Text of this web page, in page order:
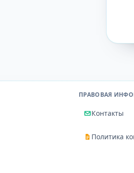
ПРАВОВАЯ
Контакты
Политика